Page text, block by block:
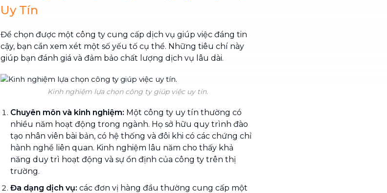
Uy Tín
Để chọn được một công ty cung cấp dịch vụ giúp việc đáng tin
cậy, bạn cần xem xét một số yếu tố cụ thể. Những tiêu chí này
giúp bạn đánh giá và đảm bảo chất lượng dịch vụ lâu dài.
Kinh nghiệm lựa chọn công ty giúp việc uy tín.
Chuyên môn và kinh nghiệm: Một công ty uy tín thường có
nhiều năm hoạt động trong ngành. Họ sở hữu quy trình đào
tạo nhân viên bài bản, có hệ thống và đôi khi có các chứng chỉ
hành nghề liên quan. Kinh nghiệm lâu năm cho thấy khả
năng duy trì hoạt động và sự ổn định của công ty trên thị
trường.
Đa dạng dịch vụ: các đơn vị hàng đầu thường cung cấp một